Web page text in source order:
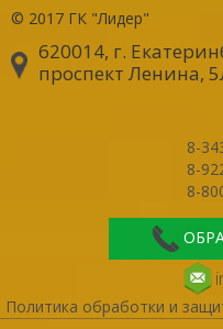
© 2017 ГК "Лидер"
620014, г.
проспект Ленина,
8-
8-
8-
Политика обработки и